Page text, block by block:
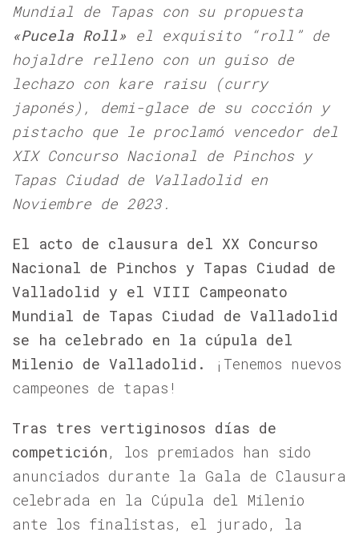
Mundial de Tapas con su propuesta
«Pucela Roll» el exquisito “roll” de
hojaldre relleno con un guiso de
lechazo con kare raisu (curry
japonés), demi-glace de su cocción y
pistacho que le proclamó vencedor del
XIX Concurso Nacional de Pinchos y
Tapas Ciudad de Valladolid en
Noviembre de 2023.
El acto de clausura del XX Concurso
Nacional de Pinchos y Tapas Ciudad de
Valladolid y el VIII Campeonato
Mundial de Tapas Ciudad de Valladolid
se ha celebrado en la cúpula del
Milenio de Valladolid.
¡Tenemos nuevos
campeones de tapas!
Tras tres vertiginosos días de
competición, los premiados han sido
anunciados durante la Gala de Clausura
celebrada en la Cúpula del Milenio
ante los finalistas, el jurado, la